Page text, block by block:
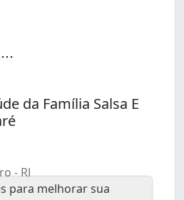
(2)
da Família Salsa E
- RJ
para melhorar sua